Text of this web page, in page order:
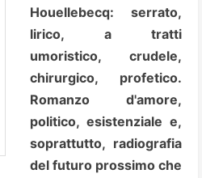
Houellebecq: serrato,
lirico, a tratti
umoristico, crudele,
chirurgico, profetico.
Romanzo d'amore,
politico, esistenziale e,
soprattutto, radiografia
del futuro prossimo che